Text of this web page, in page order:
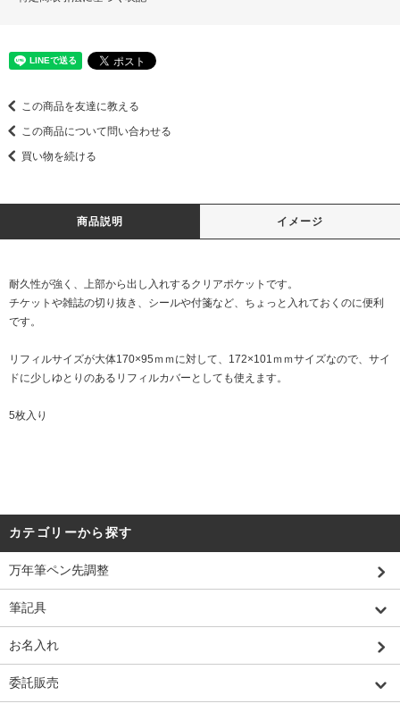
この商品を友達に教える
この商品について問い合わせる
買い物を続ける
商品説明 イメージ
耐久性が強く、上部から出し入れするクリアポケットです。
チケットや雑誌の切り抜き、シールや付箋など、ちょっと入れておくのに便利
です。
リフィルサイズが大体170×95ｍｍに対して、172×101ｍｍサイズなので、サイ
ドに少しゆとりのあるリフィルカバーとしても使えます。
5枚入り
カテゴリーから探す
万年筆ペン先調整
筆記具
お名入れ
委託販売